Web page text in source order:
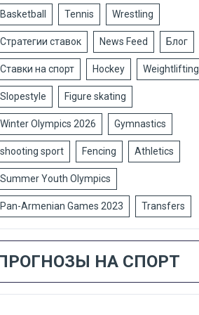
Basketball Tennis Wrestling
Стратегии ставок News Feed Блог
Ставки на спорт Hockey Weightlifting
Slopestyle Figure skating
Winter Olympics 2026 Gymnastics
shooting sport Fencing Athletics
Summer Youth Olympics
Pan-Armenian Games 2023 Transfers
НА СПОРТ